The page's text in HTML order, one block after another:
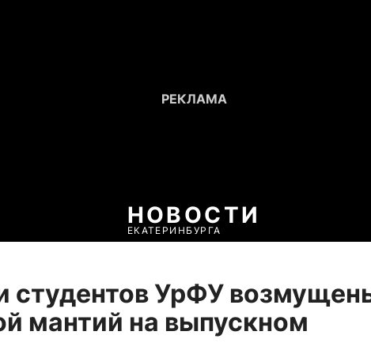
НОВОСТИ
ЕКАТЕРИНБУРГА
студентов УрФУ
мантий на выпускном